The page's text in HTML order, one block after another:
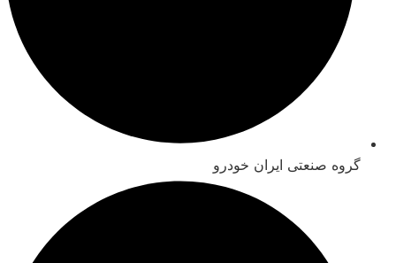
گروه صنعتی ایران خودرو